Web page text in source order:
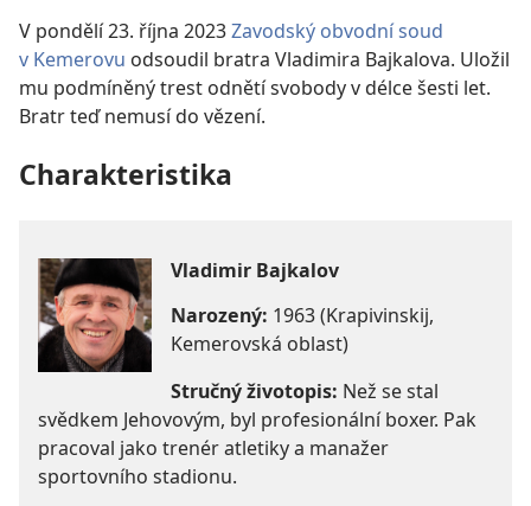
V pondělí 23. října 2023Zavodský obvodní soud
v Kemerovu odsoudil bratra Vladimira Bajkalova. Uložil
mu podmíněný trest odnětí svobody v délce šesti let.
Bratr teď nemusí do vězení.
Charakteristika
Vladimir Bajkalov
Narozený: 1963 (Krapivinskij,
Kemerovská oblast)
Stručný životopis: Než se stal
svědkem Jehovovým, byl profesionální boxer. Pak
pracoval jako trenér atletiky a manažer
sportovního stadionu.